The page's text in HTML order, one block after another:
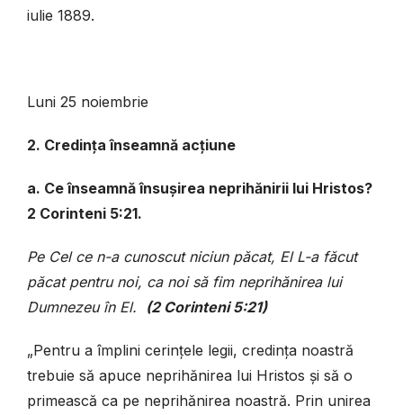
iulie 1889.
Luni 25 noiembrie
2. Credința înseamnă acțiune
a. Ce înseamnă însușirea neprihănirii lui Hristos?
2 Corinteni 5:21.
Pe Cel ce n-a cunoscut niciun păcat, El L-a făcut
păcat pentru noi, ca noi să fim neprihănirea lui
Dumnezeu în El. (2 Corinteni 5:21)
„Pentru a împlini cerințele legii, credința noastră
trebuie să apuce neprihănirea lui Hristos și să o
primească ca pe neprihănirea noastră. Prin unirea